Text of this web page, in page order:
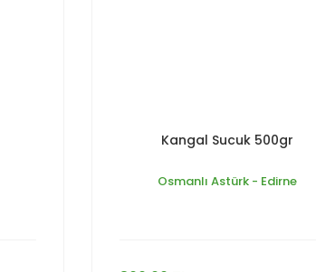
Kangal Sucuk 500gr
Osmanlı Astürk - Edirne